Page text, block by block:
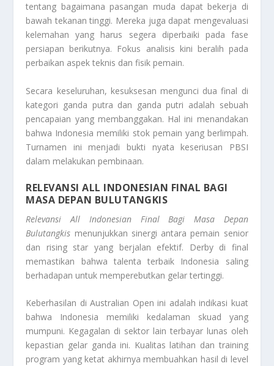
tentang bagaimana pasangan muda dapat bekerja di
bawah tekanan tinggi. Mereka juga dapat mengevaluasi
kelemahan yang harus segera diperbaiki pada fase
persiapan berikutnya. Fokus analisis kini beralih pada
perbaikan aspek teknis dan fisik pemain.
Secara keseluruhan, kesuksesan mengunci dua final di
kategori ganda putra dan ganda putri adalah sebuah
pencapaian yang membanggakan. Hal ini menandakan
bahwa Indonesia memiliki stok pemain yang berlimpah.
Turnamen ini menjadi bukti nyata keseriusan PBSI
dalam melakukan pembinaan.
RELEVANSI ALL INDONESIAN FINAL BAGI
MASA DEPAN BULUTANGKIS
Relevansi All Indonesian Final Bagi Masa Depan
Bulutangkis menunjukkan sinergi antara pemain senior
dan rising star yang berjalan efektif. Derbydi final
memastikan bahwa talenta terbaik Indonesia saling
berhadapan untuk memperebutkan gelar tertinggi.
Keberhasilan di Australian Open ini adalah indikasi kuat
bahwa Indonesia memiliki kedalaman skuad yang
mumpuni. Kegagalan di sektor lain terbayar lunas oleh
kepastian gelar ganda ini. Kualitas latihan dan training
program yang ketat akhirnya membuahkan hasil di level